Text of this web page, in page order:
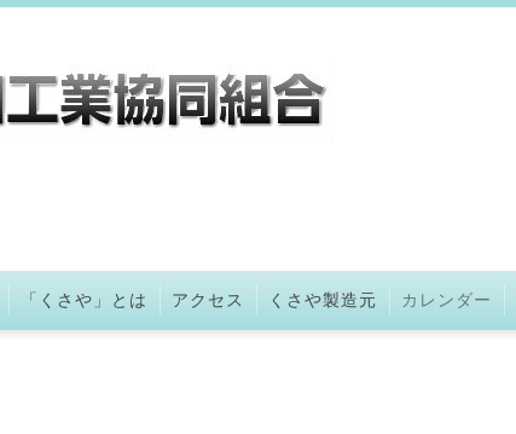
「くさや」とは アクセス くさや製造元 カレンダー